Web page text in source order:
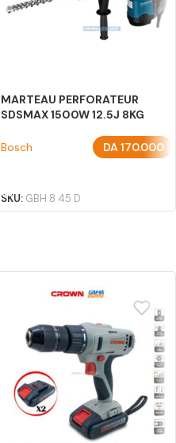
MARTEAU PERFORATEUR
SDSMAX 1500W 12.5J 8KG
Bosch
DA 170.000
SKU: GBH 8 45 D